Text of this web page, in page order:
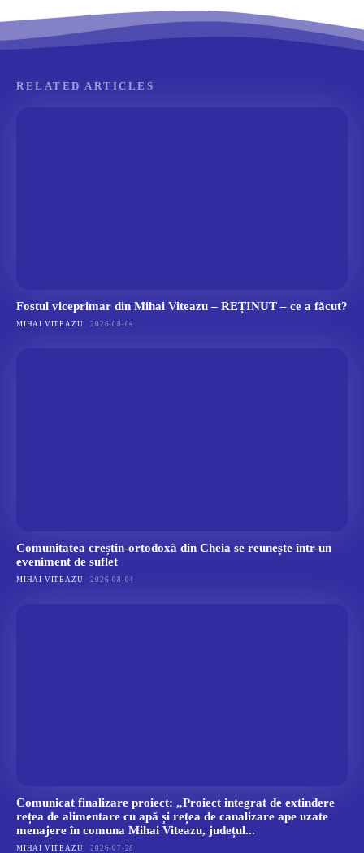
RELATED ARTICLES
Fostul viceprimar din Mihai Viteazu – REȚINUT – ce a făcut?
MIHAI VITEAZU 2026-08-04
Comunitatea creștin-ortodoxă din Cheia se reunește într-un
eveniment de suflet
MIHAI VITEAZU 2026-08-04
Comunicat finalizare proiect: „Proiect integrat de extindere
rețea de alimentare cu apă și rețea de canalizare ape uzate
menajere în comuna Mihai Viteazu, județul...
MIHAI VITEAZU 2026-07-28